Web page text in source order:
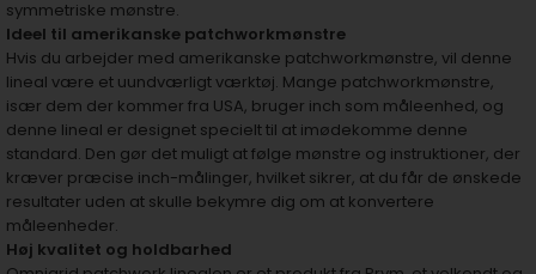
symmetriske mønstre.
Ideel til amerikanske patchworkmønstre
Hvis du arbejder med amerikanske patchworkmønstre, vil denne
lineal være et uundværligt værktøj. Mange patchworkmønstre,
især dem der kommer fra USA, bruger inch som måleenhed, og
denne lineal er designet specielt til at imødekomme denne
standard. Den gør det muligt at følge mønstre og instruktioner, der
kræver præcise inch-målinger, hvilket sikrer, at du får de ønskede
resultater uden at skulle bekymre dig om at konvertere
måleenheder.
Høj kvalitet og holdbarhed